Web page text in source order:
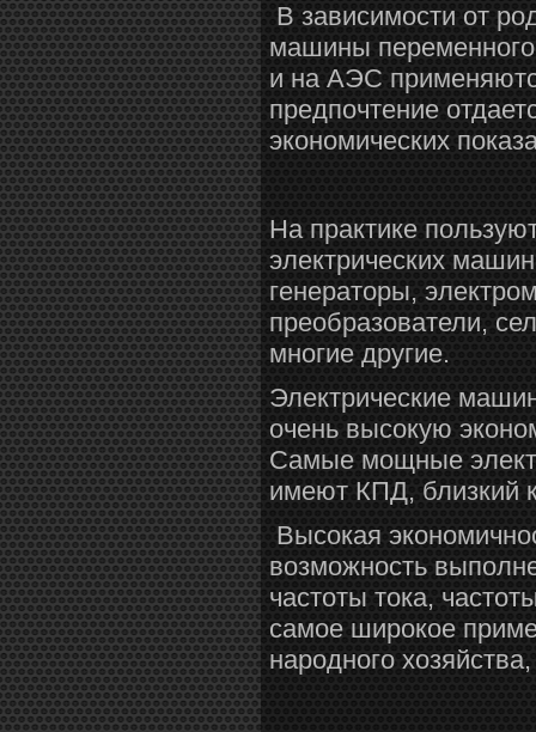
В зависимости от
машины
и на АЭС
предпочтение
экономических
На практике
электрических
генераторы,
преобразователи,
многие другие.
Электрические
очень высокую
Самые мощные
имеют КПД, близкий
Высокая
возможность
частоты тока,
самое широкое
народного